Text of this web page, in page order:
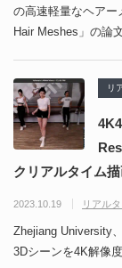
の高速軽量なヘアー
Hair Meshes」の論
リ
クリアルタイム
2023.10.19 リアル
Zhejiang University
3Dシーンを4K解像